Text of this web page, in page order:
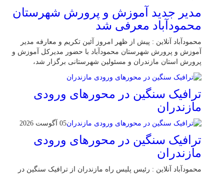
مدیر جدید آموزش و پرورش شهرستان
محمودآباد معرفی شد
محمودآباد آنلاین : پیش از ظهر امروز آئین تکریم و معارفه مدیر
آموزش و پرورش شهرستان محمودآباد با حضور مدیرکل آموزش و
پرورش استان مازندران و مسئولین شهرستانی برگزار شد،
ترافیک سنگین در محور‌های ورودی
مازندران
05 آگوست 2026
ترافیک سنگین در محور‌های ورودی
مازندران
محمودآباد آنلاین : رئیس پلیس راه مازندران از ترافیک سنگین در